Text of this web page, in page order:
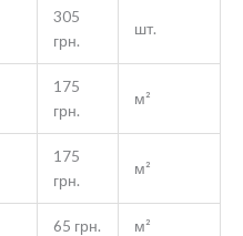
305
грн.
шт.
175
грн.
м²
175
грн.
м²
65 грн. м²